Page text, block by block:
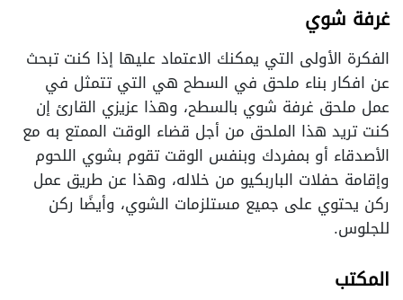
غرفة شوي
الفكرة الأولى التي يمكنك الاعتماد عليها إذا كنت تبحث
عن افكار بناء ملحق في السطح هي التي تتمثل في
عمل ملحق غرفة شوي بالسطح، وهذا عزيزي القارئ إن
كنت تريد هذا الملحق من أجل قضاء الوقت الممتع به مع
الأصدقاء أو بمفردك وبنفس الوقت تقوم بشوي اللحوم
وإقامة حفلات الباربكيو من خلاله، وهذا عن طريق عمل
ركن يحتوي على جميع مستلزمات الشوي، وأيضًا ركن
للجلوس.
المكتب